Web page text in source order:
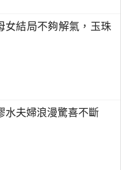
女結局不夠解氣，玉珠
水夫婦浪漫驚喜不斷